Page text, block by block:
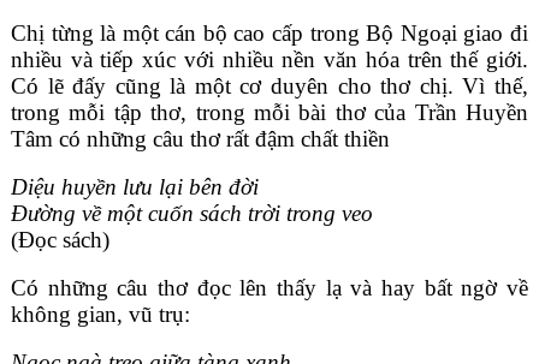
Chị từng là một cán bộ cao cấp trong Bộ Ngoại giao đi
nhiều và tiếp xúc với nhiều nền văn hóa trên thế giới.
Có lẽ đấy cũng là một cơ duyên cho thơ chị. Vì thế,
trong mỗi tập thơ, trong mỗi bài thơ của Trần Huyền
Tâm có những câu thơ rất đậm chất thiền
Diệu huyền lưu lại bên đời
Đường về một cuốn sách trời trong veo
(Đọc sách)
Có những câu thơ đọc lên thấy lạ và hay bất ngờ về
không gian, vũ trụ: